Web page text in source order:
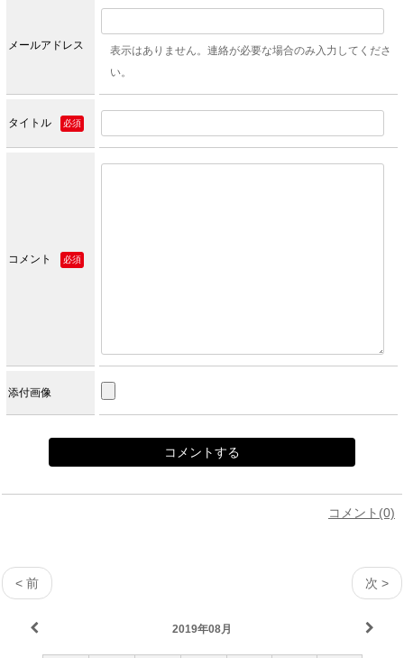
メールアドレス
表示はありません。連絡が必要な場合のみ入力してくださ
い。
タイトル 必須
コメント 必須
添付画像
コメント(0)
< 前 次 >
2019年08月